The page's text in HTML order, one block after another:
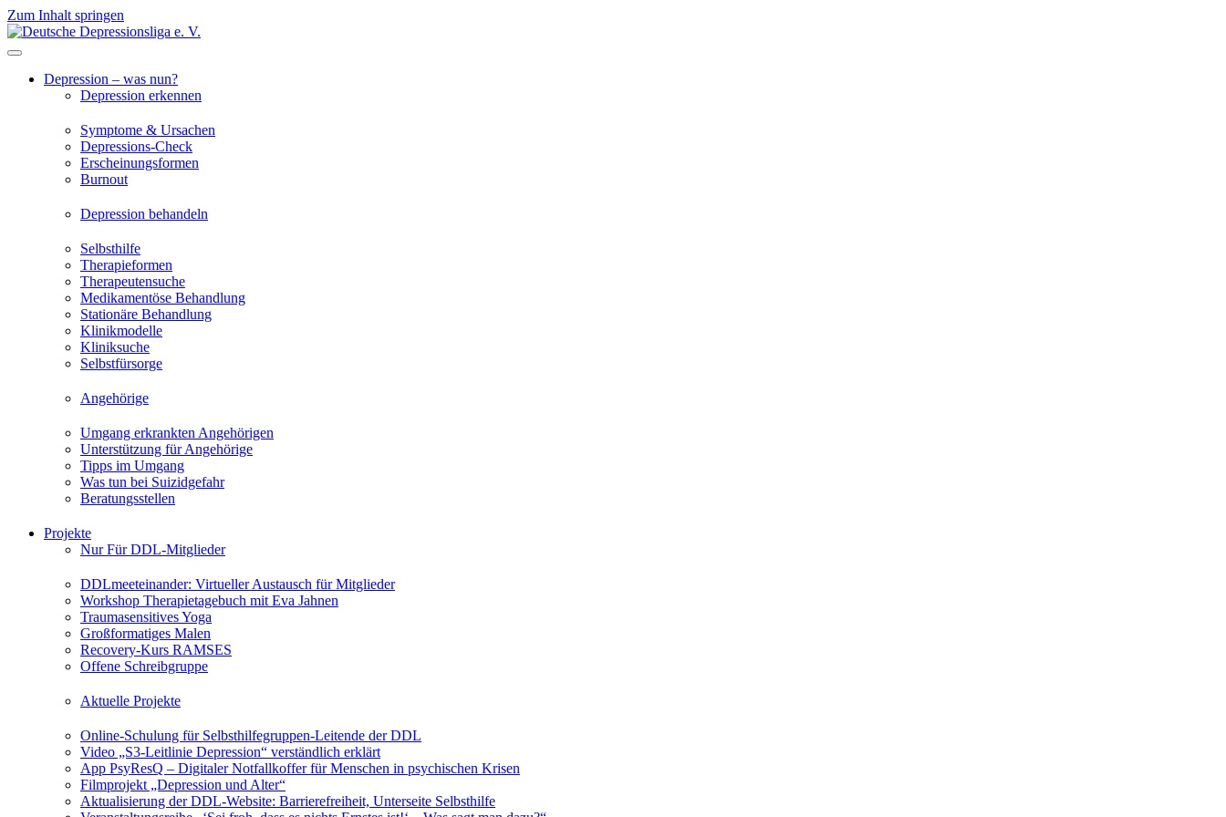
Zum Inhalt springen
Depression – was nun?
Depression erkennen
Symptome & Ursachen
Depressions-Check
Erscheinungsformen
Burnout
Depression behandeln
Selbsthilfe
Therapieformen
Therapeutensuche
Medikamentöse Behandlung
Stationäre Behandlung
Klinikmodelle
Kliniksuche
Selbstfürsorge
Angehörige
Umgang erkrankten Angehörigen
Unterstützung für Angehörige
Tipps im Umgang
Was tun bei Suizidgefahr
Beratungsstellen
Projekte
Nur Für DDL-Mitglieder
DDLmeeteinander: Virtueller Austausch für Mitglieder
Workshop Therapietagebuch mit Eva Jahnen
Traumasensitives Yoga
Großformatiges Malen
Recovery-Kurs RAMSES
Offene Schreibgruppe
Aktuelle Projekte
Online-Schulung für Selbsthilfegruppen-Leitende der DDL
Video „S3-Leitlinie Depression“ verständlich erklärt
App PsyResQ – Digitaler Notfallkoffer für Menschen in psychischen Krisen
Filmprojekt „Depression und Alter“
Aktualisierung der DDL-Website: Barrierefreiheit, Unterseite Selbsthilfe